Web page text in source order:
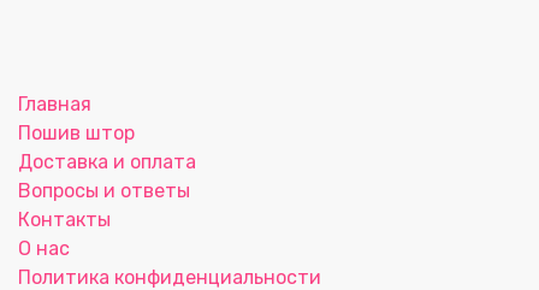
Главная
Пошив штор
Доставка и оплата
Вопросы и ответы
Контакты
О нас
Политика конфиденциальности